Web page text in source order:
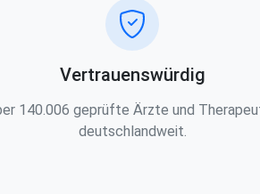
Vertrauenswürdig
140.006 geprüfte Ärzte und
deutschlandweit.